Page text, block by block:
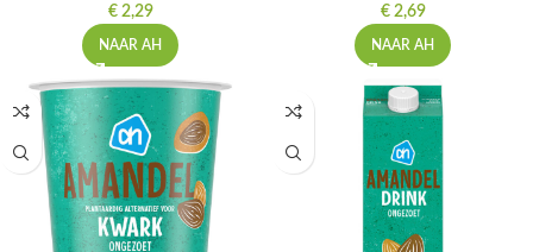
€2,29
NAAR AH
€2,69
NAAR AH